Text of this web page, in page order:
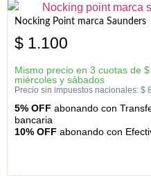
Nocking Point marca Saunders
$ 1.100
Mismo precio en 3 cuotas de $
miércoles y sábados
Precio sin impuestos nacionales: $
5% OFF abonando con
bancaria
10% OFF abonando con